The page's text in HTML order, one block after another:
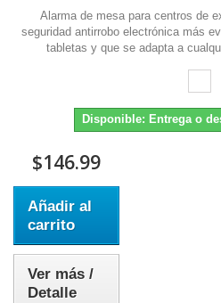
Alarma de mesa para centros de
seguridad antirrobo electrónica más
tabletas y que se adapta a
Disponible: Entrega o
$146.99
Añadir al
carrito
Ver más /
Detalle